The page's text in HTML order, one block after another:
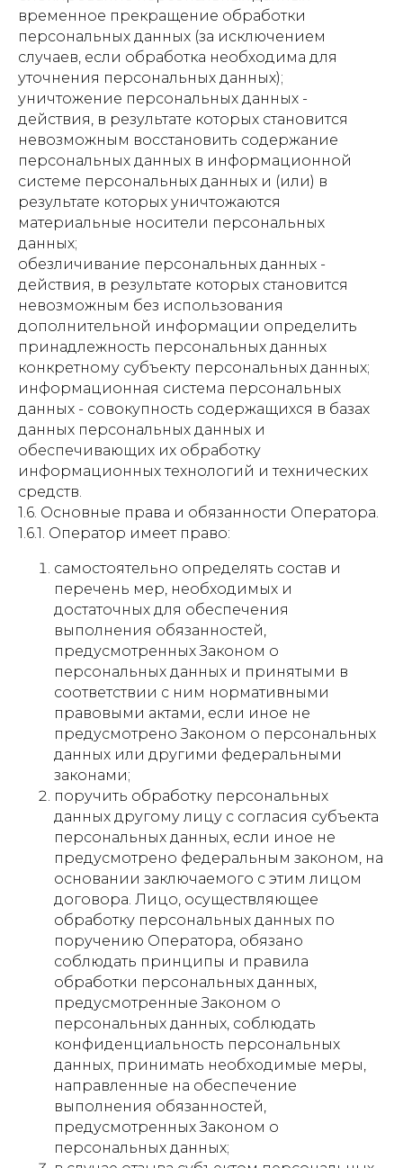
временное прекращение обработки
персональных данных (за исключением
случаев, если обработка необходима для
уточнения персональных данных);
уничтожение персональных данных -
действия, в результате которых становится
невозможным восстановить содержание
персональных данных в информационной
системе персональных данных и (или) в
результате которых уничтожаются
материальные носители персональных
данных;
обезличивание персональных данных -
действия, в результате которых становится
невозможным без использования
дополнительной информации определить
принадлежность персональных данных
конкретному субъекту персональных данных;
информационная система персональных
данных - совокупность содержащихся в базах
данных персональных данных и
обеспечивающих их обработку
информационных технологий и технических
средств.
1.6. Основные права и обязанности Оператора.
1.6.1. Оператор имеет право:
самостоятельно определять состав и
перечень мер, необходимых и
достаточных для обеспечения
выполнения обязанностей,
предусмотренных Законом о
персональных данных и принятыми в
соответствии с ним нормативными
правовыми актами, если иное не
предусмотрено Законом о персональных
данных или другими федеральными
законами;
поручить обработку персональных
данных другому лицу с согласия субъекта
персональных данных, если иное не
предусмотрено федеральным законом, на
основании заключаемого с этим лицом
договора. Лицо, осуществляющее
обработку персональных данных по
поручению Оператора, обязано
соблюдать принципы и правила
обработки персональных данных,
предусмотренные Законом о
персональных данных, соблюдать
конфиденциальность персональных
данных, принимать необходимые меры,
направленные на обеспечение
выполнения обязанностей,
предусмотренных Законом о
персональных данных;